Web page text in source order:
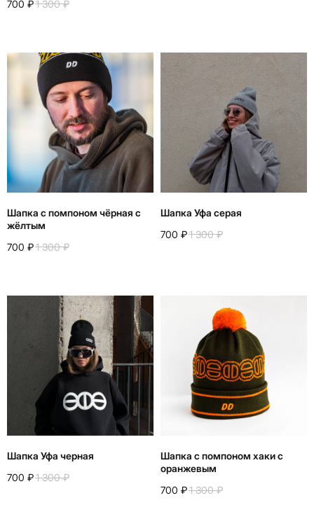
700 ₽1 300 ₽
Шапка с помпоном чёрная с
жёлтым
700 ₽1 300 ₽
Шапка Уфа серая
700 ₽1 300 ₽
Шапка Уфа черная
700 ₽1 300 ₽
Шапка с помпоном хаки с
оранжевым
700 ₽1 300 ₽
Youtube
Instagram*
7 916 860 15 55